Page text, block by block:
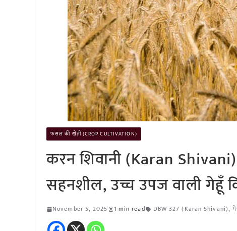
फसल की खेती (CROP CULTIVATION)
करन शिवानी (Karan
सहनशील, उच्च उपज वाली गेहूँ
November 5, 2025 1 min read DBW 327 (Karan Shivani),